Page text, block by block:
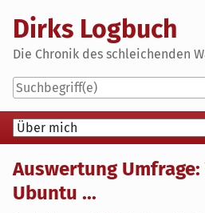
content
Dirks Logbuch
Die Chronik des schleichenden
Navigation
Auswertung
Ubuntu ...